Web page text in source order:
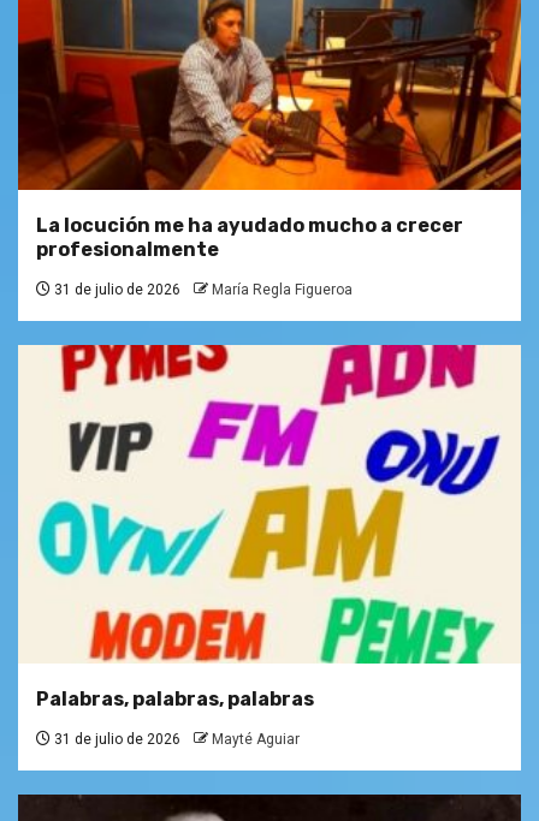
La locución me ha ayudado mucho a crecer
profesionalmente
31 de julio de 2026 María Regla Figueroa
Palabras, palabras, palabras
31 de julio de 2026 Mayté Aguiar